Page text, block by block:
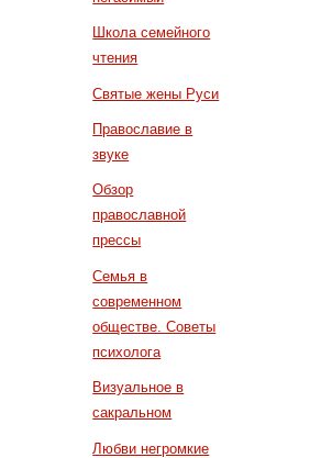
Школа семейного
чтения
Святые жены Руси
Православие в
звуке
Обзор
православной
прессы
Семья в
современном
обществе. Советы
психолога
Визуальное в
сакральном
Любви негромкие